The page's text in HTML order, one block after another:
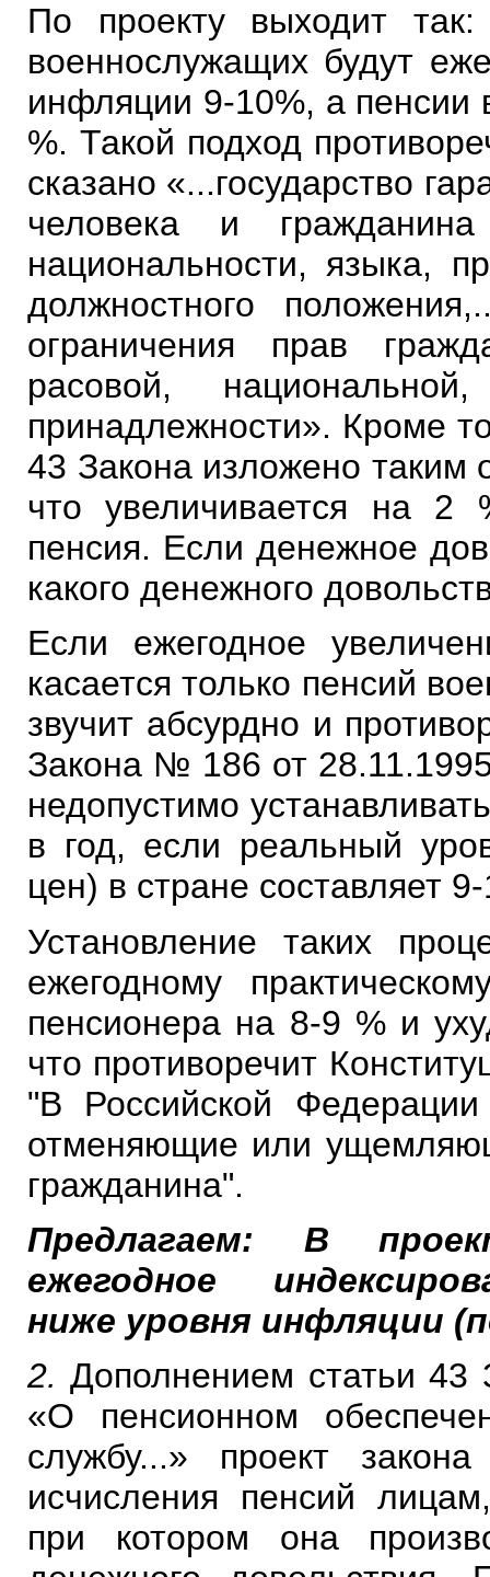
По проекту выходит
военнослужащих будут
инфляции 9-10%, а пенсии
%. Такой подход
сказано «...государство
человека и
национальности, языка,
должностного
ограничения прав
расовой,
принадлежности». Кроме
43 Закона изложено таким
что увеличивается на 2
пенсия. Если денежное
какого денежного
Если ежегодное
касается только пенсий
звучит абсурдно и
Закона № 186 от
недопустимо
в год, если реальный
цен) в стране составляет
Установление таких
ежегодному
пенсионера на 8-9 % и
что противоречит
"В Российской
отменяющие или
гражданина".
Предлагаем: В
ежегодное
ниже уровня инфляции
2. Дополнением статьи
«О пенсионном
службу...» проект
исчисления пенсий
при котором она